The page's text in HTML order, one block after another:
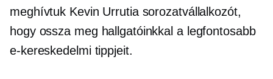
meghívtuk Kevin Urrutia sorozatvállalkozót,
hogy ossza meg hallgatóinkkal a legfontosabb
e-kereskedelmi tippjeit.